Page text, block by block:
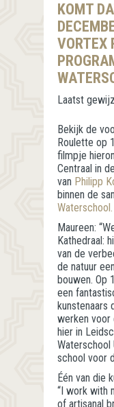
KOMT
VORTEX
Laatst
Bekijk de
Roulette op
filmpje
Centraal in
van Philipp
binnen de
Waterschool.
Maureen:
Kathedraal:
van de
de natuur
bouwen. Op
een
kunstenaars
werken voor
hier in
Waterschool
school voor
Één van die
“I work with
of artisanal